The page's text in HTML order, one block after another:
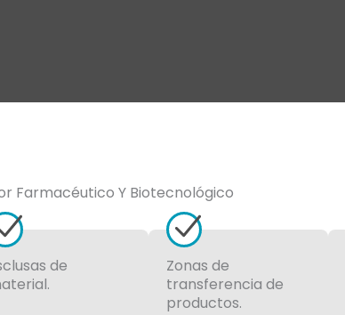
Farmacéutico Y Biotecnológico
de
Zonas de
transferencia de
productos.